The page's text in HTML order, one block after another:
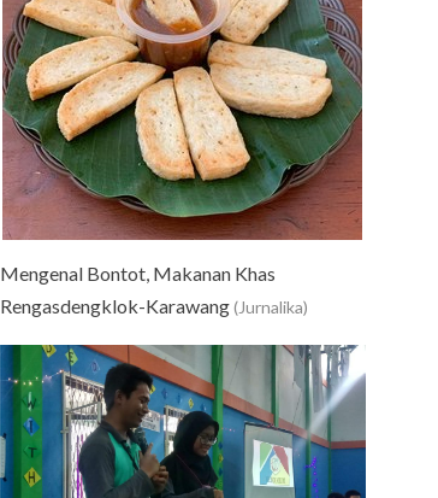
Mengenal Bontot, Makanan Khas
Rengasdengklok-Karawang (Jurnalika)